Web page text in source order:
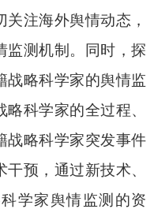
注海外舆情动态，
监测机制。同时，探
战略科学家的舆情监
科学家的全过程、
战略科学家突发事件
预，通过新技术、
学家舆情监测的资